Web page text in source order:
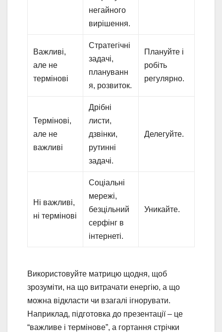
негайного
вирішення.
Важливі,
але не
термінові
Стратегічні
задачі,
плануванн
я, розвиток.
Плануйте і
робіть
регулярно.
Термінові,
але не
важливі
Дрібні
листи,
дзвінки,
рутинні
задачі.
Делегуйте.
Ні важливі,
ні термінові
Соціальні
мережі,
безцільний
серфінг в
інтернеті.
Уникайте.
Використовуйте матрицю щодня, щоб
зрозуміти, на що витрачати енергію, а що
можна відкласти чи взагалі ігнорувати.
Наприклад, підготовка до презентації – це
“важливе і термінове”, а гортання стрічки